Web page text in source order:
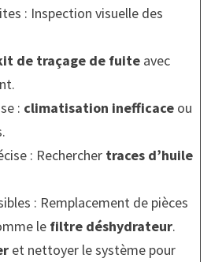
: Inspection visuelle des
de traçage de fuiteavec
: climatisation inefficaceou
: Rechercher traces d’huile
: Remplacement de pièces
le filtre déshydrateur.
et nettoyer le système pour